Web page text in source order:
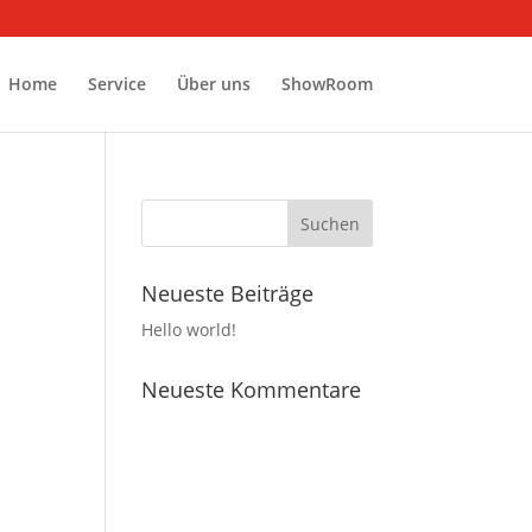
Home Service Über uns ShowRoom
Neueste Beiträge
Hello world!
Neueste Kommentare